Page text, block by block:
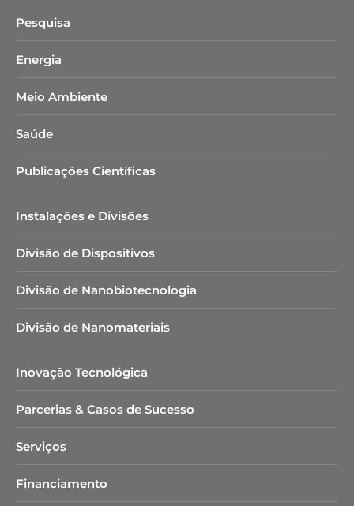
Pesquisa
Energia
Meio Ambiente
Saúde
Publicações Científicas
Instalações e Divisões
Divisão de Dispositivos
Divisão de Nanobiotecnologia​
Divisão de Nanomateriais
Inovação Tecnológica
Parcerias & Casos de Sucesso
Serviços
Financiamento